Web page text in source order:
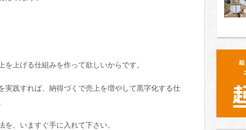
上げる仕組みを作って欲しいからです。
実践すれば、納得づくで売上を増やして黒字化する仕
、いますぐ手に入れて下さい。